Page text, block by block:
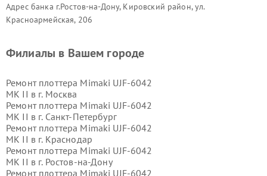
Адрес банка г.Ростов-на-Дону, Кировский район, ул.
Красноармейская, 206
Филиалы в Вашем городе
Ремонт плоттера Mimaki UJF-6042
MK II в г. Москва
Ремонт плоттера Mimaki UJF-6042
MK II в г. Санкт-Петербург
Ремонт плоттера Mimaki UJF-6042
MK II в г. Краснодар
Ремонт плоттера Mimaki UJF-6042
MK II в г. Ростов-на-Дону
Ремонт плоттера Mimaki UJF-6042